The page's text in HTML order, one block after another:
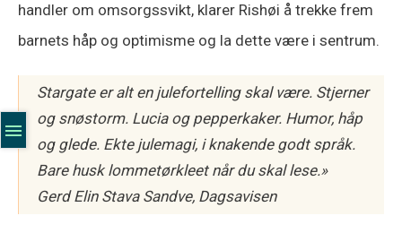
handler om omsorgssvikt, klarer Rishøi å trekke frem
barnets håp og optimisme og la dette være i sentrum.
Stargateer alt en julefortelling skal være. Stjerner
og snøstorm. Lucia og pepperkaker. Humor, håp
og glede. Ekte julemagi, i knakende godt språk.
Bare husk lommetørkleet når du skal lese.»
Gerd Elin Stava Sandve, Dagsavisen